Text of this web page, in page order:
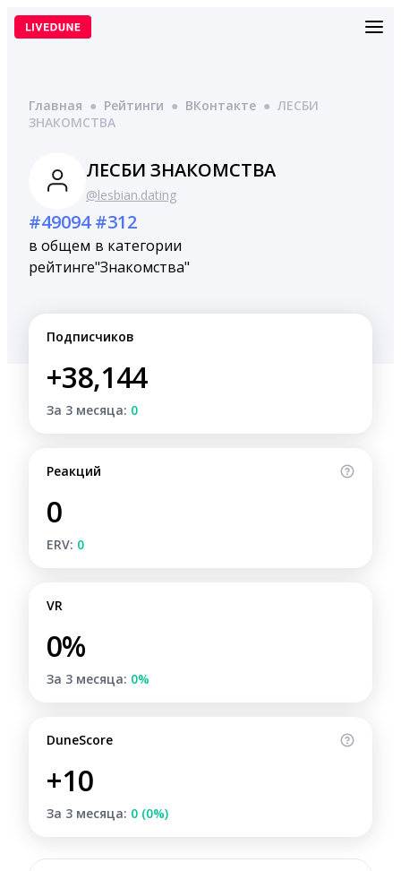
Перейти
Главная ● Рейтинги ● ВКонтакте ● ЛЕСБИ
ЗНАКОМСТВА
ЛЕСБИ ЗНАКОМСТВА
@lesbian.dating
#49094
в общем
рейтинге
#312
в категории
"Знакомства"
Подписчиков
+38,144
За 3 месяца: 0
Реакций
0
ERV: 0
VR
0%
За 3 месяца: 0%
DuneScore
+10
За 3 месяца: 0 (0%)